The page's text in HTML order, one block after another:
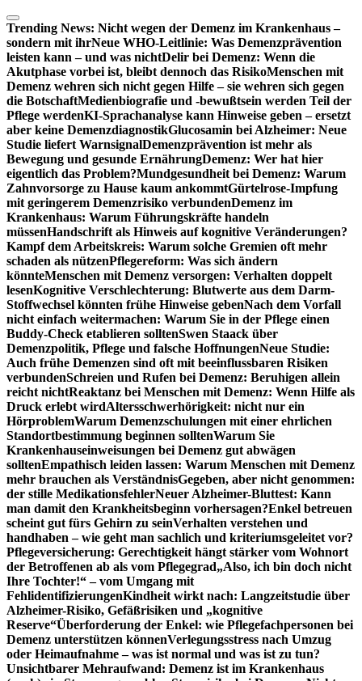
Zum
Inhalt
springen
Trending News: Nicht wegen der Demenz im Krankenhaus –
sondern mit ihrNeue WHO-Leitlinie: Was Demenzprävention
leisten kann – und was nichtDelir bei Demenz: Wenn die
Akutphase vorbei ist, bleibt dennoch das RisikoMenschen mit
Demenz wehren sich nicht gegen Hilfe – sie wehren sich gegen
die BotschaftMedienbiografie und -bewußtsein werden Teil der
Pflege werdenKI-Sprachanalyse kann Hinweise geben – ersetzt
aber keine DemenzdiagnostikGlucosamin bei Alzheimer: Neue
Studie liefert WarnsignalDemenzprävention ist mehr als
Bewegung und gesunde ErnährungDemenz: Wer hat hier
eigentlich das Problem?Mundgesundheit bei Demenz: Warum
Zahnvorsorge zu Hause kaum ankommtGürtelrose-Impfung
mit geringerem Demenzrisiko verbundenDemenz im
Krankenhaus: Warum Führungskräfte handeln
müssenHandschrift als Hinweis auf kognitive Veränderungen?
Kampf dem Arbeitskreis: Warum solche Gremien oft mehr
schaden als nützenPflegereform: Was sich ändern
könnteMenschen mit Demenz versorgen: Verhalten doppelt
lesenKognitive Verschlechterung: Blutwerte aus dem Darm-
Stoffwechsel könnten frühe Hinweise gebenNach dem Vorfall
nicht einfach weitermachen: Warum Sie in der Pflege einen
Buddy-Check etablieren solltenSwen Staack über
Demenzpolitik, Pflege und falsche HoffnungenNeue Studie:
Auch frühe Demenzen sind oft mit beeinflussbaren Risiken
verbundenSchreien und Rufen bei Demenz: Beruhigen allein
reicht nichtReaktanz bei Menschen mit Demenz: Wenn Hilfe als
Druck erlebt wirdAltersschwerhörigkeit: nicht nur ein
HörproblemWarum Demenzschulungen mit einer ehrlichen
Standortbestimmung beginnen solltenWarum Sie
Krankenhauseinweisungen bei Demenz gut abwägen
solltenEmpathisch leiden lassen: Warum Menschen mit Demenz
mehr brauchen als VerständnisGegeben, aber nicht genommen:
der stille MedikationsfehlerNeuer Alzheimer-Bluttest: Kann
man damit den Krankheitsbeginn vorhersagen?Enkel betreuen
scheint gut fürs Gehirn zu seinVerhalten verstehen und
handhaben – wie geht man sachlich und kriteriumsgeleitet vor?
Pflegeversicherung: Gerechtigkeit hängt stärker vom Wohnort
der Betroffenen ab als vom Pflegegrad„Also, ich bin doch nicht
Ihre Tochter!“ – vom Umgang mit
FehlidentifizierungenKindheit wirkt nach: Langzeitstudie über
Alzheimer-Risiko, Gefäßrisiken und „kognitive
Reserve“Überforderung der Enkel: wie Pflegefachpersonen bei
Demenz unterstützen könnenVerlegungsstress nach Umzug
oder Heimaufnahme – was ist normal und was ist zu tun?
Unsichtbarer Mehraufwand: Demenz ist im Krankenhaus